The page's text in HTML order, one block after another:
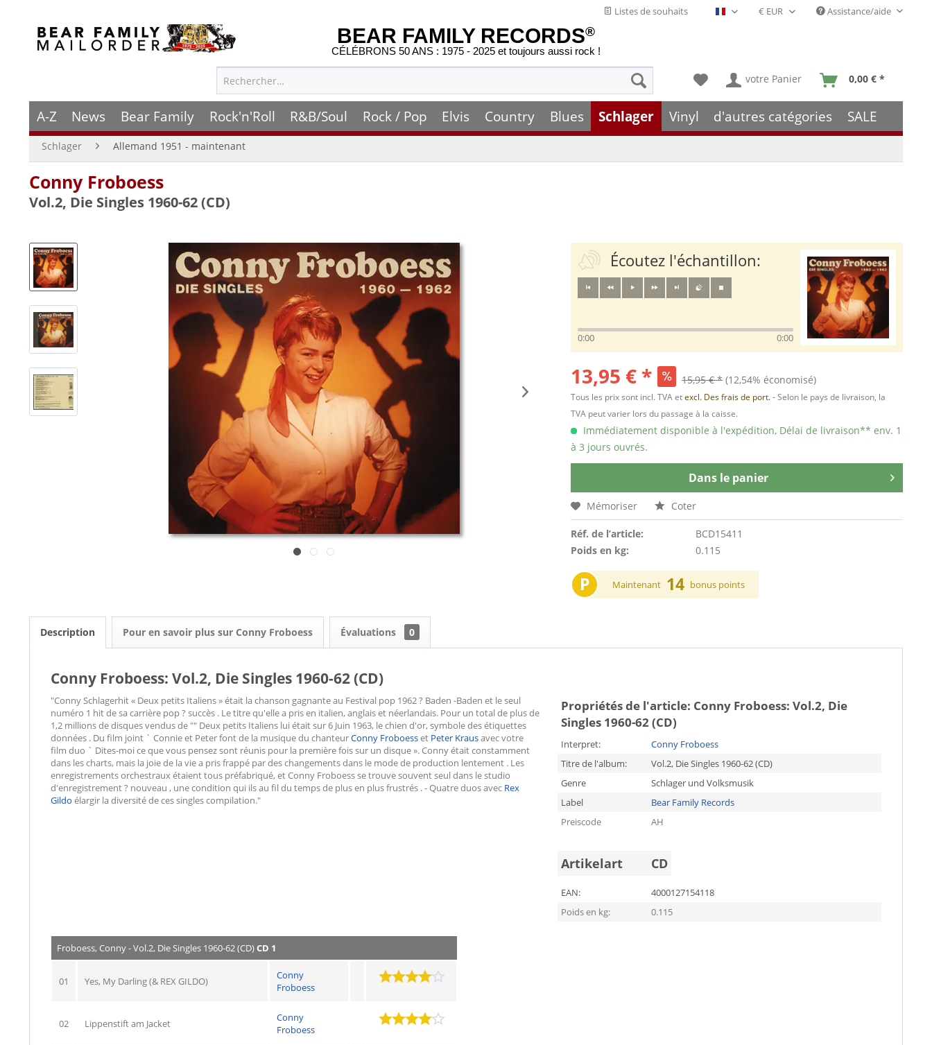
Listes de souhaits Français- FR Assistance/aide
BEAR FAMILY RECORDS®
CÉLÉBRONS 50 ANS : 1975 - 2025 et toujours aussi rock !
votre Panier 0,00 € *
A-Z News Bear Family Rock'n'Roll R&B/Soul Rock / Pop Elvis Country Blues Schlager Vinyl d'autres catégories SALE
Schlager Allemand 1951 - maintenant
Conny Froboess
Vol.2, Die Singles 1960-62 (CD)
Écoutez l'échantillon:
0:00 0:00
13,95 € * 15,95 € * (12,54% économisé)
Tous les prix sont incl. TVA etexcl. Des frais de port.- Selon le pays de livraison, la
TVA peut varier lors du passage à la caisse.
Immédiatement disponible à l'expédition, Délai de livraison** env. 1
à 3 jours ouvrés.
Dans le panier
Mémoriser Coter
Réf. de l’article:
BCD15411
Poids en kg:
0.115
P Maintenant 14 bonus points
Description Pour en savoir plus sur Conny Froboess Évaluations 0
Conny Froboess: Vol.2, Die Singles 1960-62 (CD)
"Conny Schlagerhit « Deux petits Italiens » était la chanson gagnante au Festival pop 1962 ? Baden -Baden et le seul
numéro 1 hit de sa carrière pop ? succès . Le titre qu'elle a pris en italien, anglais et néerlandais. Pour un total de plus de
1,2 millions de disques vendus de "" Deux petits Italiens lui était sur 6 Juin 1963, le chien d'or, symbole des étiquettes
données . Du film joint ` Connie et Peter font de la musique du chanteurConny Froboesset Peter Krausavec votre
film duo ` Dites-moi ce que vous pensez sont réunis pour la première fois sur un disque ». Conny était constamment
dans les charts, mais la joie de la vie a pris frappé par des changements dans le mode de production lentement . Les
enregistrements orchestraux étaient tous préfabriqué, et Conny Froboess se trouve souvent seul dans le studio
d'enregistrement ? nouveau , une condition qui ils au fil du temps de plus en plus frustrés . - Quatre duos avec Rex
Gildo élargir la diversité de ces singles compilation."
Propriétés de l'article: Conny Froboess: Vol.2, Die
Singles 1960-62 (CD)
Interpret:
Conny Froboess
Titre de l'album:
Vol.2, Die Singles 1960-62 (CD)
Genre
Schlager und Volksmusik
Label
Bear Family Records
Preiscode
AH
Artikelart CD
EAN:
4000127154118
Poids en kg:
0.115
Froboess, Conny - Vol.2, Die Singles 1960-62 (CD)CD 1
01 Yes, My Darling (& REX GILDO)
Conny
Froboess
02 Lippenstift am Jacket
Conny
Froboess